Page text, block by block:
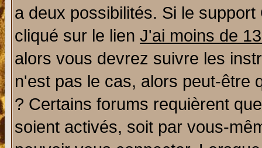
a deux possibilités. Si le
cliqué sur le lien J'ai moins de
alors vous devrez suivre les
n'est pas le cas, alors peut-être
? Certains forums requièrent
soient activés, soit par vous-